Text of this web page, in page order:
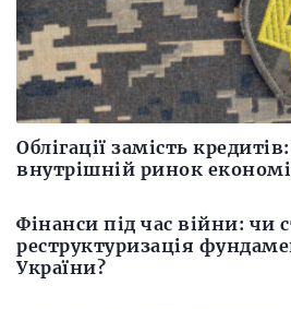
Облігації замість
внутрішній ринок
Фінанси під час війни: чи
реструктуризація
України?